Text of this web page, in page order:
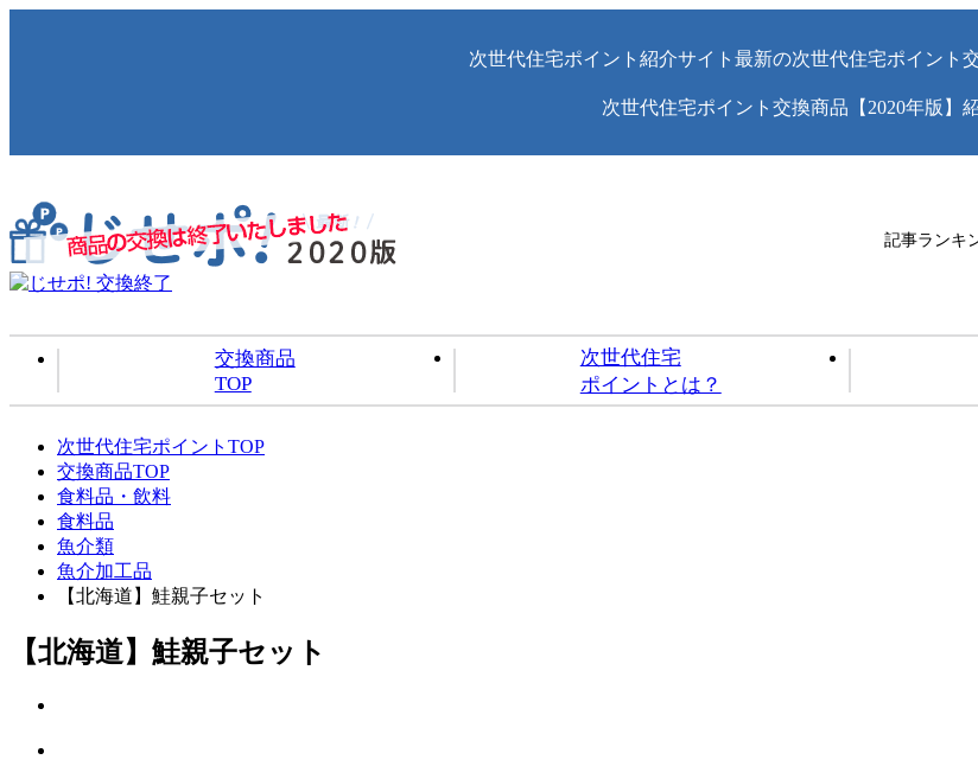
次世代住宅ポイント紹介サイト最新の次世代住宅ポイント
次世代住宅ポイント交換商品【2020年版】
記事ランキ
交換商品
TOP
次世代住宅
ポイントとは？
次世代住宅ポイントTOP
交換商品TOP
食料品・飲料
食料品
魚介類
魚介加工品
【北海道】鮭親子セット
【北海道】鮭親子セット